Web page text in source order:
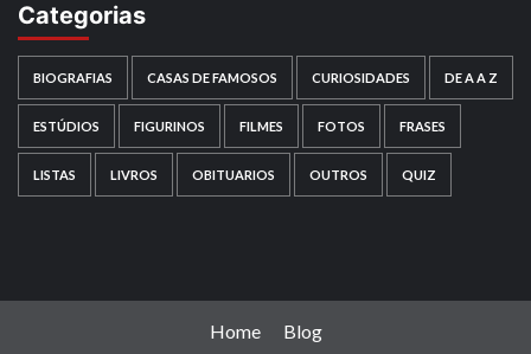
Categorias
BIOGRAFIAS CASAS DE FAMOSOS CURIOSIDADES DE A A Z
ESTÚDIOS FIGURINOS FILMES FOTOS FRASES
LISTAS LIVROS OBITUARIOS OUTROS QUIZ
Home Blog